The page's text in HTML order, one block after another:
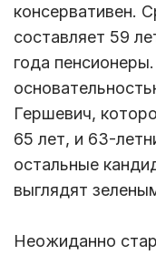
консервативен.
составляет 59
года
Гершевич,
65 лет, и 63-
остальные
выглядят
Неожиданно